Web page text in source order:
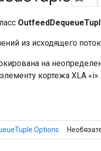
из исходящего
на
кортежа XLA «i».